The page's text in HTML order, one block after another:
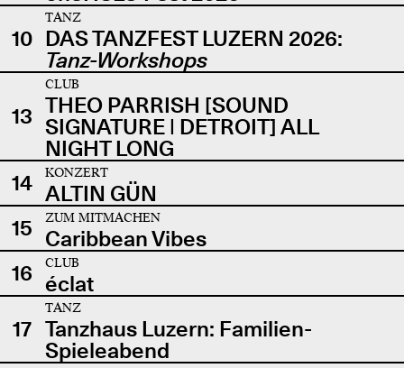
10
TANZ
DAS TANZFEST LUZERN 2026:
Tanz-Workshops
13
CLUB
THEO PARRISH [SOUND
SIGNATURE | DETROIT] ALL
NIGHT LONG
14
KONZERT
ALTIN GÜN
15
ZUM MITMACHEN
Caribbean Vibes
16
CLUB
éclat
17
TANZ
Tanzhaus Luzern: Familien-
Spieleabend